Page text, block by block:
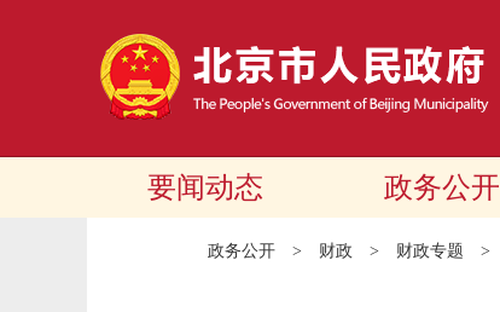
要闻动态 政务公开
政务公开 > 财政 > 财政专题 >